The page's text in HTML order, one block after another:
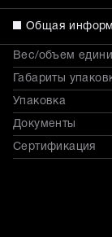
Общая
Вес/объем
Габариты
Упаковка
Документы
Сертификация